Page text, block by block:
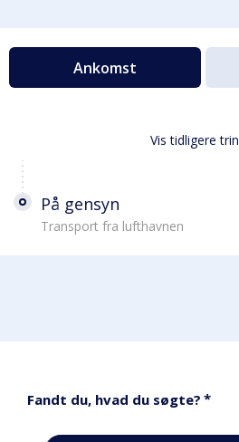
Ankomst
Vis tidligere trin
På gensyn
Transport fra lufthavnen
Fandt du, hvad du søgte? *